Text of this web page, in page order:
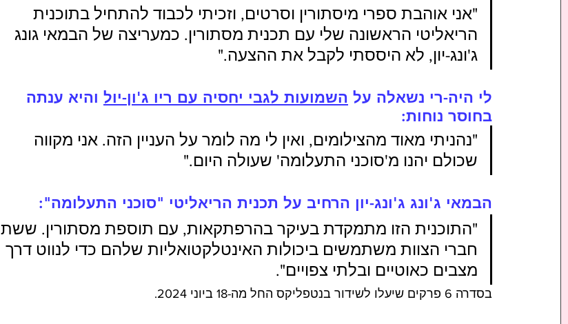
"אני אוהבת ספרי מיסתורין וסרטים, וזכיתי לכבוד להתחיל בתוכנית
הריאליטי הראשונה שלי עם תכנית מסתורין. כמעריצה של הבמאי גונג
ג'ונג-יון, לא היססתי לקבל את ההצעה."
לי היה-רי נשאלה על השמועות לגבי יחסיה עם ריו ג'ון-יול והיא ענתה
בחוסר נוחות:
"נהניתי מאוד מהצילומים, ואין לי מה לומר על העניין הזה. אני מקווה
שכולם יהנו מ'סוכני התעלומה' שעולה היום."
הבמאי ג'ונג ג'ונג-יון הרחיב על תכנית הריאליטי "סוכני התעלומה":
"התוכנית הזו מתמקדת בעיקר בהרפתקאות, עם תוספת מסתורין. ששת
חברי הצוות משתמשים ביכולות האינטלקטואליות שלהם כדי לנווט דרך
מצבים כאוטיים ובלתי צפויים".
בסדרה 6 פרקים שיעלו לשידור בנטפליקס החל מה-18 ביוני 2024.